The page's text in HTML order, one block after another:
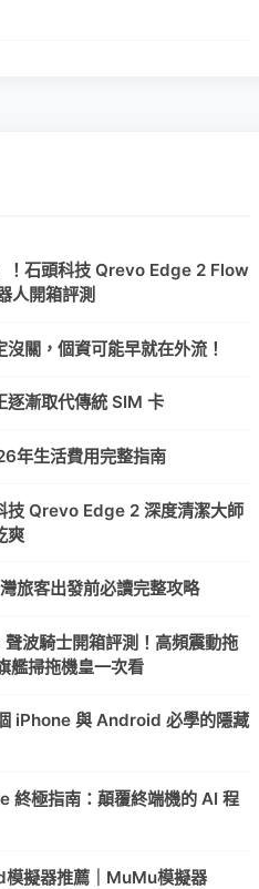
！石頭科技 Qrevo Edge 2 Flow
人開箱評測
關，個資可能早就在外流！
逐漸取代傳統 SIM 卡
年生活費用完整指南
技 Qrevo Edge 2 深度清潔大師
爽
旅客出發前必讀完整攻略
波騎士開箱評測！高頻震動拖
掃拖機皇一次看
iPhone 與 Android 必學的隱藏
終極指南：顛覆終端機的 AI 程
擬器推薦｜MuMu模擬器